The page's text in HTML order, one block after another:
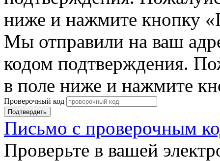
ниже и нажмите кнопку
Мы отправили на ваш
кодом подтверждения.
в поле ниже и нажмите
Проверочный код
Подтвердить
Письмо с проверочным
Проверьте в вашей